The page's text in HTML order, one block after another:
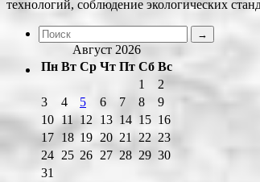
технологий, соблюдение экологических
Август 2026
Пн Вт Ср Чт Пт Сб Вс
1
2
3
4 5 6 7 8
9
10 11 12 13 14 15 16
17 18 19 20 21 22 23
24 25 26 27 28 29 30
31